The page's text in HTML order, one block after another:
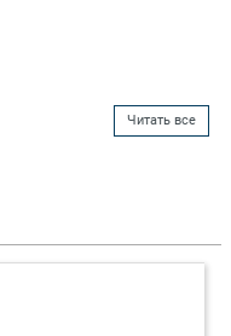
Читать все